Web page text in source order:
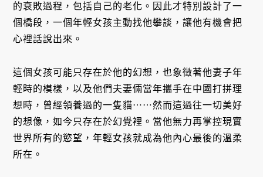
的衰敗過程，包括自己的老化。因此才特別設計了一
個橋段，一個年輕女孩主動找他攀談，讓他有機會把
心裡話說出來。
這個女孩可能只存在於他的幻想，也象徵著他妻子年
輕時的模樣，以及他們夫妻倆當年攜手在中國打拼理
想時，曾經領養過的一隻貓⋯⋯然而這過往一切美好
的想像，如今只存在於幻覺裡。當他無力再掌控現實
世界所有的慾望，年輕女孩就成為他內心最後的溫柔
所在。